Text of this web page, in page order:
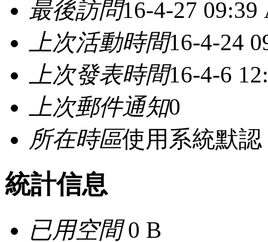
最後訪問16-4-27 09:39
上次活動時間16-4-24
上次發表時間16-4-6
上次郵件通知0
所在時區使用系統默認
統計信息
已用空間0 B